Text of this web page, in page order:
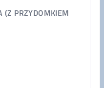
(Z PRZYDOMKIEM